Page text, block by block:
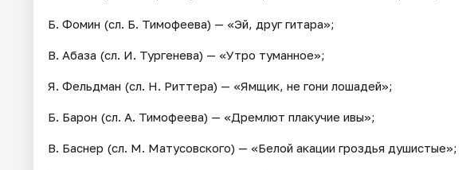
Б. Фомин (сл. Б. Тимофеева) — «Эй, друг гитара»;
В. Абаза (сл. И. Тургенева) — «Утро туманное»;
Я. Фельдман (сл. Н. Риттера) — «Ямщик, не гони лошадей»;
Б. Барон (сл. А. Тимофеева) — «Дремлют плакучие ивы»;
В. Баснер (сл. М. Матусовского) — «Белой акации гроздья душистые»;